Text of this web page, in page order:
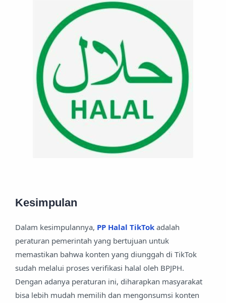
Kesimpulan
Dalam kesimpulannya, PP Halal TikTok adalah
peraturan pemerintah yang bertujuan untuk
memastikan bahwa konten yang diunggah di TikTok
sudah melalui proses verifikasi halal oleh BPJPH.
Dengan adanya peraturan ini, diharapkan masyarakat
bisa lebih mudah memilih dan mengonsumsi konten